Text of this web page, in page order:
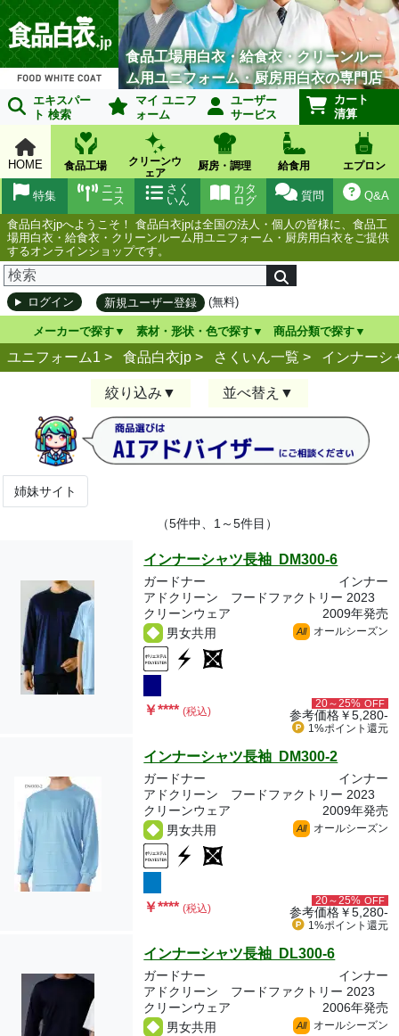
食品工場用白衣・給食衣・クリーンルー
ム用ユニフォーム・厨房用白衣の専門店
エキスパー
ト 検索
マイ ユニフ
ォーム
ユーザー
サービス
カート
清算
HOME 食品工場
クリーンウ
ェア
厨房・調理 給食用 エプロン
Q&A
質問
カタ
ログ
さく
いん
ニュ
ース
特集
食品白衣jpへようこそ！ 食品白衣jpは全国の法人・個人の皆様に、食品工
場用白衣・給食衣・クリーンルーム用ユニフォーム・厨房用白衣をご提供
するオンラインショップです。
ログイン 新規ユーザー登録 (無料)
メーカーで探す 素材・形状・色で探す 商品分類で探す
ユニフォーム1 > 食品白衣jp > さくいん一覧 > インナーシ
絞り込み 並べ替え
姉妹サイト
（5件中、1～5件目）
インナーシャツ長袖 DM300-6
ガードナー
インナー
アドクリーン フードファクトリー 2023
クリーンウェア
2009年発売
男女共用
All オールシーズン
￥**** (税込)
20～25% OFF
参考価格￥5,280-
1%ポイント 還元
インナーシャツ長袖 DM300-2
ガードナー
インナー
アドクリーン フードファクトリー 2023
クリーンウェア
2009年発売
男女共用
All オールシーズン
￥**** (税込)
20～25% OFF
参考価格￥5,280-
1%ポイント 還元
インナーシャツ長袖 DL300-6
ガードナー
インナー
アドクリーン フードファクトリー 2023
クリーンウェア
2006年発売
男女共用
All オールシーズン